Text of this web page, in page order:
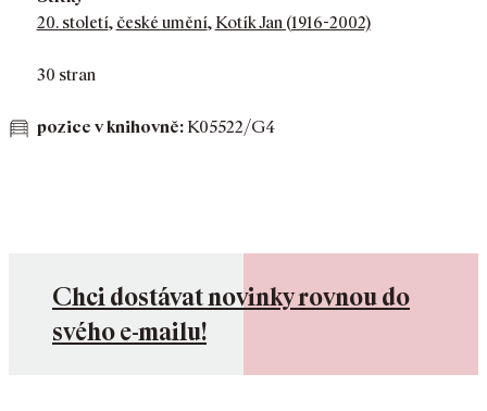
20. století, české umění, Kotík Jan (1916-2002)
30 stran
pozice v knihovně:K05522/G4
Chci dostávat novinky rovnou do
svého e-mailu!